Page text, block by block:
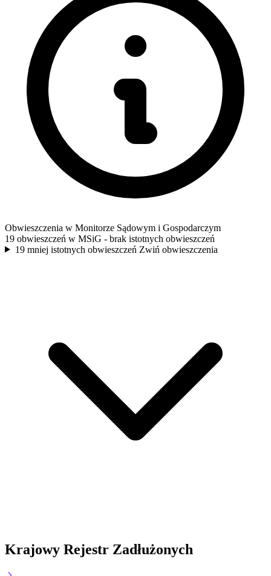
Obwieszczenia w Monitorze Sądowym i Gospodarczym
19 obwieszczeń w MSiG - brak istotnych obwieszczeń
19 mniej istotnych obwieszczeń Zwiń obwieszczenia
Krajowy Rejestr Zadłużonych